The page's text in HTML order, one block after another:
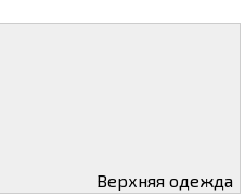
Верхняя одежда